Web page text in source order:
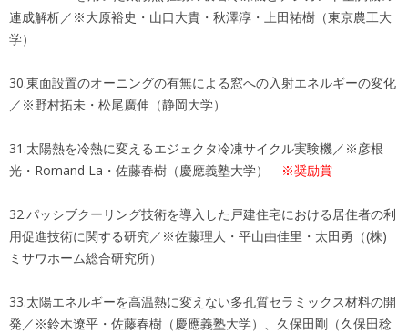
連成解析／※大原裕史・山口大貴・秋澤淳・上田祐樹（東京農工大
学）
30.東面設置のオーニングの有無による窓への入射エネルギーの変化
／※野村拓未・松尾廣伸（静岡大学）
31.太陽熱を冷熱に変えるエジェクタ冷凍サイクル実験機／※彦根
光・Romand La・佐藤春樹（慶應義塾大学）
※奨励賞
32.パッシブクーリング技術を導入した戸建住宅における居住者の利
用促進技術に関する研究／※佐藤理人・平山由佳里・太田勇（(株)
ミサワホーム総合研究所）
33.太陽エネルギーを高温熱に変えない多孔質セラミックス材料の開
発／※鈴木遼平・佐藤春樹（慶應義塾大学）、久保田剛（久保田稔